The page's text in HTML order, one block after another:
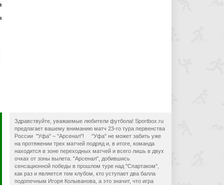
Здравствуйте, уважаемые любители футбола! Sportbox.ru
предлагает вашему вниманию матч 23-го тура первенства
России "Уфа" – "Арсенал"! "Уфа" не может забить уже
на протяжении трех матчей подряд и, в итоге, команда
находится в зоне переходных матчей и всего лишь в двух
очках от зоны вылета. "Арсенал", добившись
сенсационной победы в прошлом туре над "Спартаком",
как раз и является тем клубом, кто уступает два балла
подопечным Игоря Колыванова, а это значит, что игра